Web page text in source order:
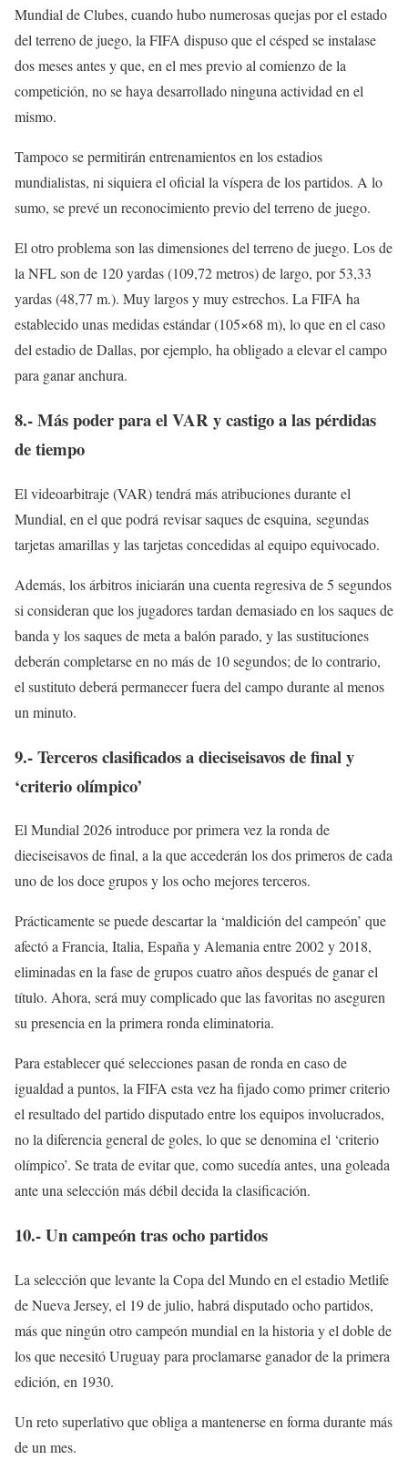
Mundial de Clubes, cuando hubo numerosas quejas por el estado
del terreno de juego, la FIFA dispuso que el césped se instalase
dos meses antes y que, en el mes previo al comienzo de la
competición, no se haya desarrollado ninguna actividad en el
mismo.
Tampoco se permitirán entrenamientos en los estadios
mundialistas, ni siquiera el oficial la víspera de los partidos. A lo
sumo, se prevé un reconocimiento previo del terreno de juego.
El otro problema son las dimensiones del terreno de juego. Los de
la NFL son de 120 yardas (109,72 metros) de largo, por 53,33
yardas (48,77 m.). Muy largos y muy estrechos. La FIFA ha
establecido unas medidas estándar (105×68 m), lo que en el caso
del estadio de Dallas, por ejemplo, ha obligado a elevar el campo
para ganar anchura.
8.- Más poder para el VAR y castigo a las pérdidas
de tiempo
El videoarbitraje (VAR) tendrá más atribuciones durante el
Mundial, en el que podrá revisar saques de esquina, segundas
tarjetas amarillas y las tarjetas concedidas al equipo equivocado.
Además, los árbitros iniciarán una cuenta regresiva de 5 segundos
si consideran que los jugadores tardan demasiado en los saques de
banda y los saques de meta a balón parado, y las sustituciones
deberán completarse en no más de 10 segundos; de lo contrario,
el sustituto deberá permanecer fuera del campo durante al menos
un minuto.
9.- Terceros clasificados a dieciseisavos de final y
‘criterio olímpico’
El Mundial 2026 introduce por primera vez la ronda de
dieciseisavos de final, a la que accederán los dos primeros de cada
uno de los doce grupos y los ocho mejores terceros.
Prácticamente se puede descartar la ‘maldición del campeón’ que
afectó a Francia, Italia, España y Alemania entre 2002 y 2018,
eliminadas en la fase de grupos cuatro años después de ganar el
título. Ahora, será muy complicado que las favoritas no aseguren
su presencia en la primera ronda eliminatoria.
Para establecer qué selecciones pasan de ronda en caso de
igualdad a puntos, la FIFA esta vez ha fijado como primer criterio
el resultado del partido disputado entre los equipos involucrados,
no la diferencia general de goles, lo que se denomina el ‘criterio
olímpico’. Se trata de evitar que, como sucedía antes, una goleada
ante una selección más débil decida la clasificación.
10.- Un campeón tras ocho partidos
La selección que levante la Copa del Mundo en el estadio Metlife
de Nueva Jersey, el 19 de julio, habrá disputado ocho partidos,
más que ningún otro campeón mundial en la historia y el doble de
los que necesitó Uruguay para proclamarse ganador de la primera
edición, en 1930.
Un reto superlativo que obliga a mantenerse en forma durante más
de un mes.